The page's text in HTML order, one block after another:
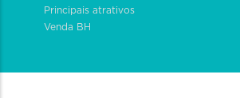
Principais atrativos
Venda BH